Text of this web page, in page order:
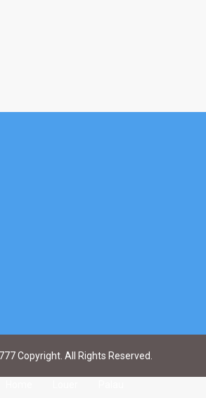
Copyright. All Rights Reserved.